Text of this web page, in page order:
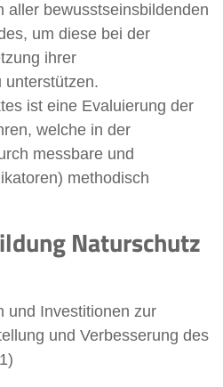
aller bewusstseinsbildenden
um diese bei der
ihrer
unterstützen.
ist eine Evaluierung der
welche in der
messbare und
methodisch
Naturschutz
und Investitionen zur
und Verbesserung des